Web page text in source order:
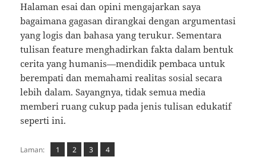
Halaman esai dan opini mengajarkan saya
bagaimana gagasan dirangkai dengan argumentasi
yang logis dan bahasa yang terukur. Sementara
tulisan feature menghadirkan fakta dalam bentuk
cerita yang humanis—mendidik pembaca untuk
berempati dan memahami realitas sosial secara
lebih dalam. Sayangnya, tidak semua media
memberi ruang cukup pada jenis tulisan edukatif
seperti ini.
Laman: Laman
1 ,
Laman
2 ,
Laman
3 ,
Laman
4